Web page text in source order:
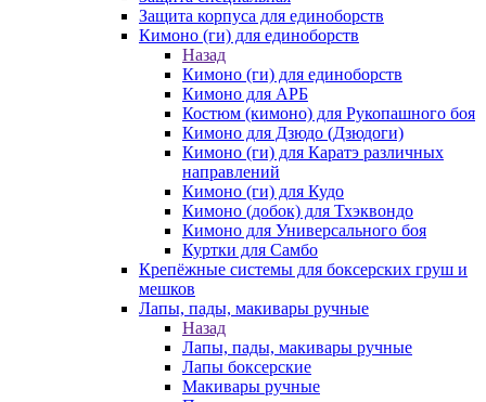
Защита корпуса для единоборств
Кимоно (ги) для единоборств
Назад
Кимоно (ги) для единоборств
Кимоно для АРБ
Костюм (кимоно) для Рукопашного боя
Кимоно для Дзюдо (Дзюдоги)
Кимоно (ги) для Каратэ различных
направлений
Кимоно (ги) для Кудо
Кимоно (добок) для Тхэквондо
Кимоно для Универсального боя
Куртки для Самбо
Крепёжные системы для боксерских груш и
мешков
Лапы, пады, макивары ручные
Назад
Лапы, пады, макивары ручные
Лапы боксерские
Макивары ручные